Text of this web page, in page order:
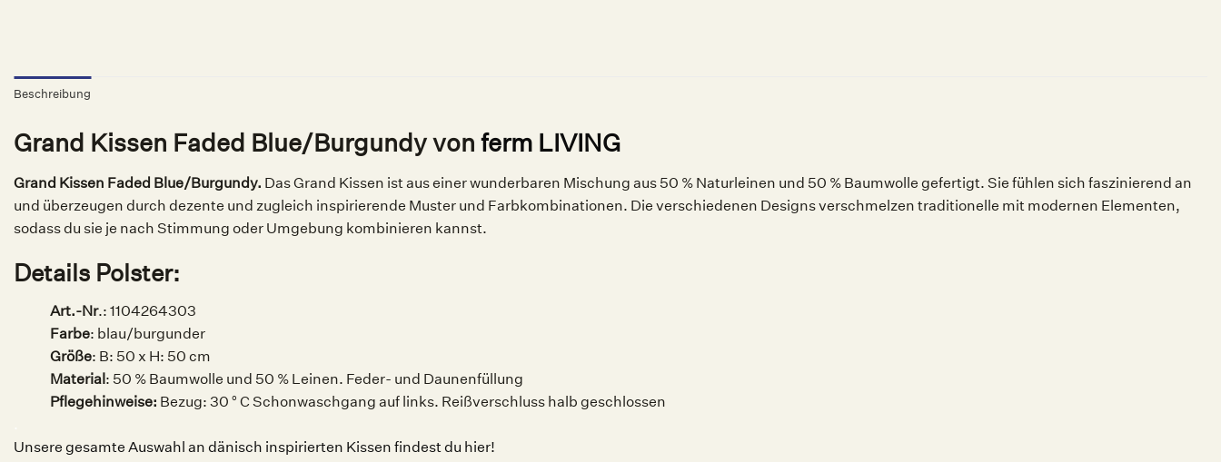
Beschreibung
Grand Kissen Faded Blue/Burgundy von ferm LIVING
Grand Kissen Faded Blue/Burgundy. Das Grand Kissen ist aus einer wunderbaren Mischung aus 50 % Naturleinen und 50 % Baumwolle gefertigt. Sie fühlen sich faszinierend an
und überzeugen durch dezente und zugleich inspirierende Muster und Farbkombinationen. Die verschiedenen Designs verschmelzen traditionelle mit modernen Elementen,
sodass du sie je nach Stimmung oder Umgebung kombinieren kannst.
Details Polster:
Art.-Nr.: 1104264303
Farbe: blau/burgunder
Größe: B: 50 x H: 50 cm
Material : 50 % Baumwolle und 50 % Leinen. Feder- und Daunenfüllung
Pflegehinweise: Bezug: 30 ° C Schonwaschgang auf links. Reißverschluss halb geschlossen
Unsere gesamte Auswahl an dänisch inspirierten Kissen findest du hier!